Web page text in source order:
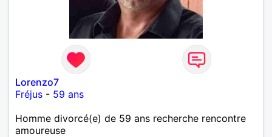
Lorenzo7
Fréjus - 59 ans
Homme divorcé(e) de 59 ans recherche rencontre
amoureuse